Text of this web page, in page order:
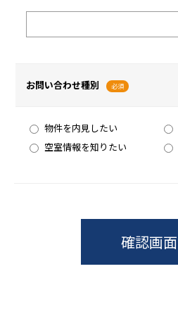
お問い合わせ種別 必須
物件を内見したい
空室情報を知りたい